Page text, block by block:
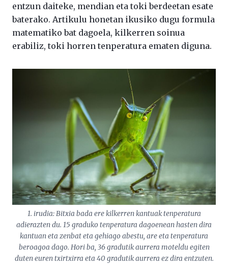
entzun daiteke, mendian eta toki berdeetan esate
baterako. Artikulu honetan ikusiko dugu formula
matematiko bat dagoela, kilkerren soinua
erabiliz, toki horren tenperatura ematen diguna.
1. irudia: Bitxia bada ere kilkerren kantuak tenperatura
adierazten du. 15 graduko tenperatura dagoenean hasten dira
kantuan eta zenbat eta gehiago abestu, are eta tenperatura
beroagoa dago. Hori ba, 36 gradutik aurrera moteldu egiten
duten euren txirtxirra eta 40 gradutik aurrera ez dira entzuten.